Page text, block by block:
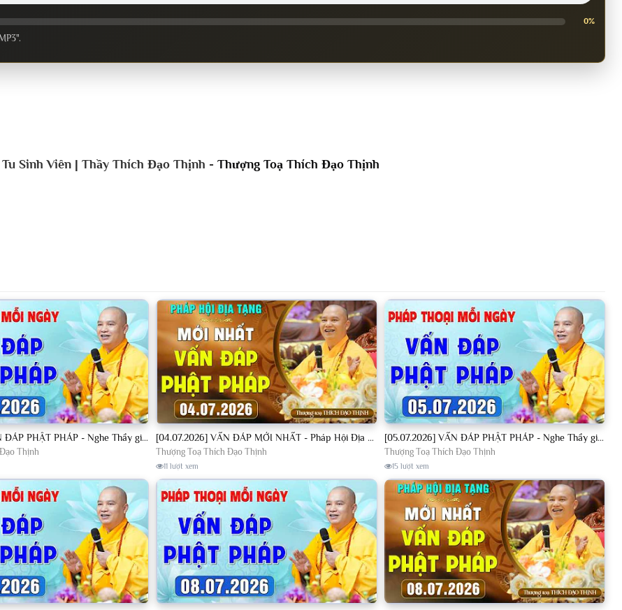
0%
Sinh Viên | Thầy Thích Đạo Thịnh - Thượng Toạ Thích Đạo Thịnh
[04.07.2026] VẤN ĐÁP PHẬT PHÁP - Nghe Thầy giảng Pháp mỗi ngày CÔNG ĐỨC VÔ LƯỢNG│TT. Thích Đạo Thịnh
Thịnh
[04.07.2026] VẤN ĐÁP MỚI NHẤT - Pháp Hội Địa Tạng Chùa Khai Nguyên | TT. Thích Đạo Thịnh
Thượng Toạ Thích Đạo Thịnh
11 lượt xem
[05.07.2026] VẤN ĐÁP PHẬT PHÁP - Nghe Thầy giảng Pháp mỗi ngày CÔNG ĐỨC VÔ LƯỢNG│TT. Thích Đạo Thịnh
Thượng Toạ Thích Đạo Thịnh
15 lượt xem